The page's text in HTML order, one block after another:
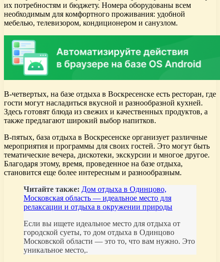
их потребностям и бюджету. Номера оборудованы всем
необходимым для комфортного проживания: удобной
мебелью, телевизором, кондиционером и санузлом.
В-четвертых, на базе отдыха в Воскресенске есть ресторан, где
гости могут насладиться вкусной и разнообразной кухней.
Здесь готовят блюда из свежих и качественных продуктов, а
также предлагают широкий выбор напитков.
В-пятых, база отдыха в Воскресенске организует различные
мероприятия и программы для своих гостей. Это могут быть
тематические вечера, дискотеки, экскурсии и многое другое.
Благодаря этому, время, проведенное на базе отдыха,
становится еще более интересным и разнообразным.
Читайте также: Дом отдыха в Одинцово,
Московская область — идеальное место для
релаксации и отдыха в окружении природы
Если вы ищете идеальное место для отдыха от
городской суеты, то дом отдыха в Одинцово
Московской области — это то, что вам нужно. Это
уникальное место,.